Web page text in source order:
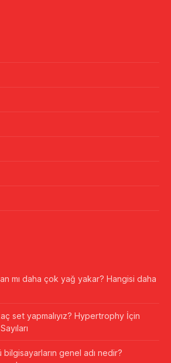
mı daha çok yağ yakar? Hangisi daha
set yapmalıyız? Hypertrophy İçin
genel adı nedir?